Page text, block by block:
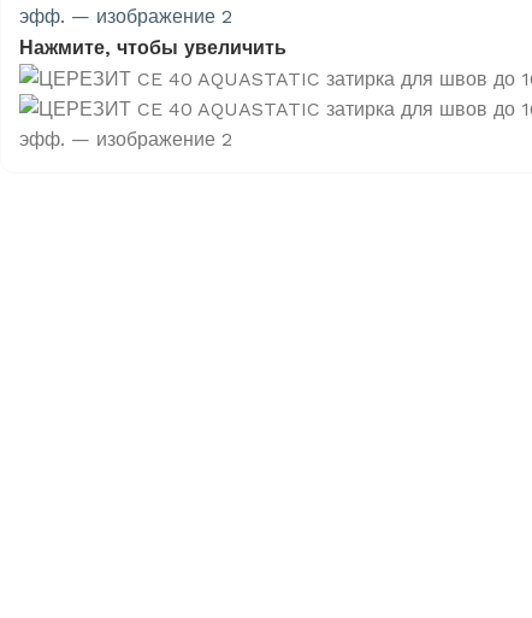
Нажмите, чтобы увеличить